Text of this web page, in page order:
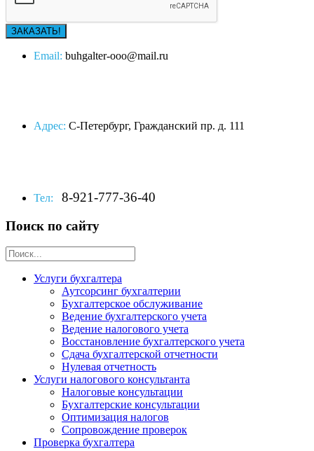
Email: buhgalter-ooo@mail.ru
Адрес: С-Петербург, Гражданский пр. д. 111
Тел: 8-921-777-36-40
Поиск по сайту
Услуги бухгалтера
Аутсорсинг бухгалтерии
Бухгалтерское обслуживание
Ведение бухгалтерского учета
Ведение налогового учета
Восстановление бухгалтерского учета
Сдача бухгалтерской отчетности
Нулевая отчетность
Услуги налогового консультанта
Налоговые консультации
Бухгалтерские консультации
Оптимизация налогов
Сопровождение проверок
Проверка бухгалтера